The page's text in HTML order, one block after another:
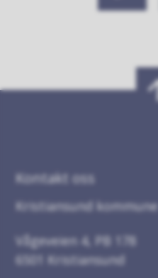
Kontakt oss
Kristiansund kommune
Vågeveien 4, PB 178
6501 Kristiansund